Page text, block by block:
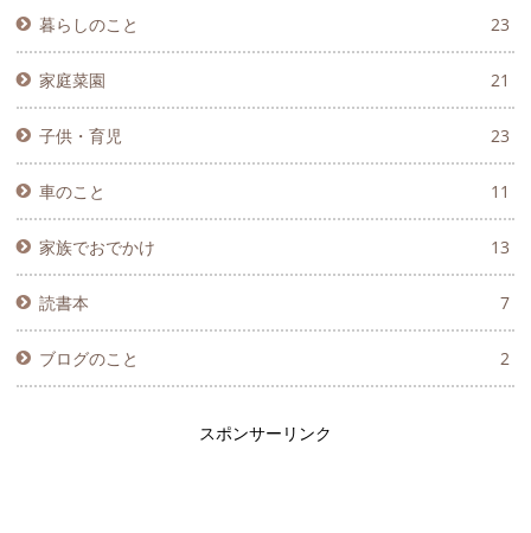
暮らしのこと 23
家庭菜園 21
子供・育児 23
車のこと 11
家族でおでかけ 13
読書本 7
ブログのこと 2
スポンサーリンク